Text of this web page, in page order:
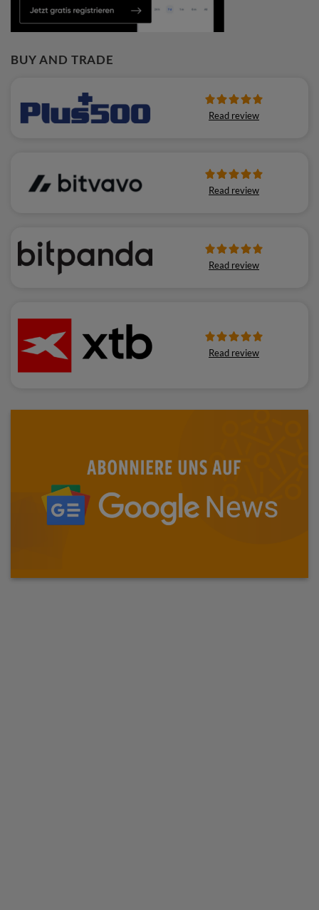
BUY AND TRADE
Read review
Read review
Read review
Read review